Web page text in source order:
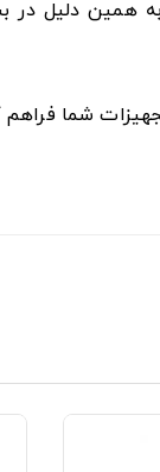
همین دلیل در
شما فراهم